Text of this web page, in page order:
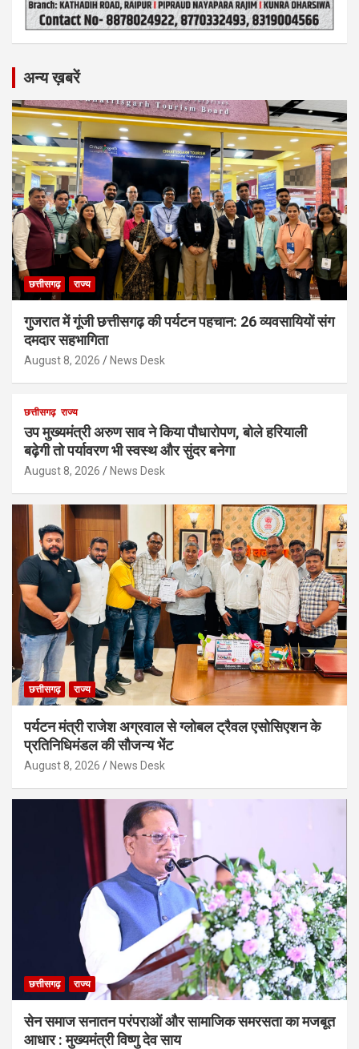
अन्य ख़बरें
छत्तीसगढ़ राज्य
गुजरात में गूंजी छत्तीसगढ़ की पर्यटन पहचान: 26 व्यवसायियों संग
दमदार सहभागिता
August 8, 2026 News Desk
छत्तीसगढ़ राज्य
उप मुख्यमंत्री अरुण साव ने किया पौधारोपण, बोले हरियाली
बढ़ेगी तो पर्यावरण भी स्वस्थ और सुंदर बनेगा
August 8, 2026 News Desk
छत्तीसगढ़ राज्य
पर्यटन मंत्री राजेश अग्रवाल से ग्लोबल ट्रैवल एसोसिएशन के
प्रतिनिधिमंडल की सौजन्य भेंट
August 8, 2026 News Desk
छत्तीसगढ़ राज्य
सेन समाज सनातन परंपराओं और सामाजिक समरसता का मजबूत
आधार : मुख्यमंत्री विष्णु देव साय